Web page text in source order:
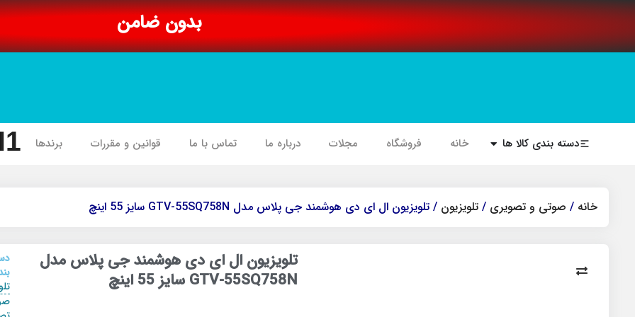
بدون ضامن
دسته بندی کالا ها خانه فروشگاه مجلات درباره ما تماس با ما قوانین و مقررات برندها
خانه / صوتی و تصویری / تلویزیون / تلویزیون ال ای دی هوشمند جی پلاس مدل GTV-55SQ758N سایز 55 اینچ
تلویزیون ال ای دی هوشمند جی پلاس مدل
GTV-55SQ758N سایز 55 اینچ